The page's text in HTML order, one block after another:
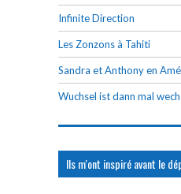
Infinite Direction
Les Zonzons à Tahiti
Sandra et Anthony en
Wuchsel ist dann mal wech
Ils m'ont inspiré avant le